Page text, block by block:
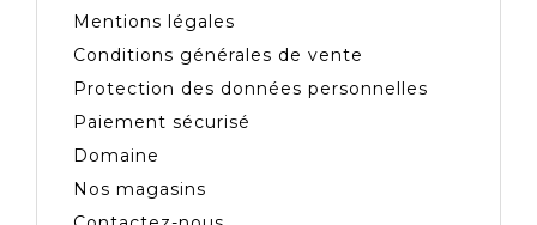
Mentions légales
Conditions générales de vente
Protection des données personnelles
Paiement sécurisé
Domaine
Nos magasins